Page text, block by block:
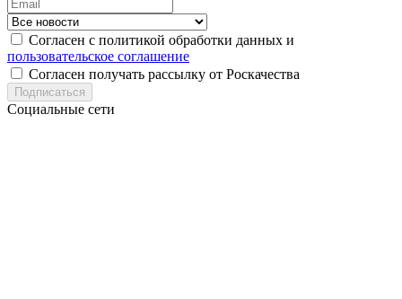
Согласен с политикой обработки данных и
пользовательское соглашение
Согласен получать рассылку от Роскачества
Подписаться
Социальные сети